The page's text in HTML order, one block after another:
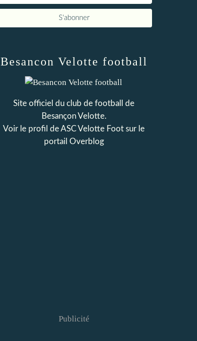
Besancon Velotte football
Site officiel du club de football de
Besançon Velotte.
Voir le profil deASC Velotte Foot sur le
portail Overblog
Publicité